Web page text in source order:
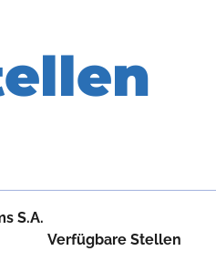
S.A.
Verfügbare Stellen